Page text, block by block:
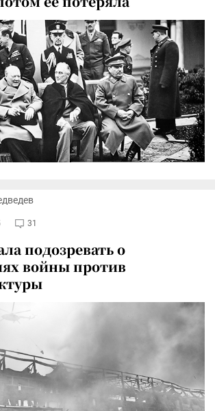
31
подозревать о
войны против